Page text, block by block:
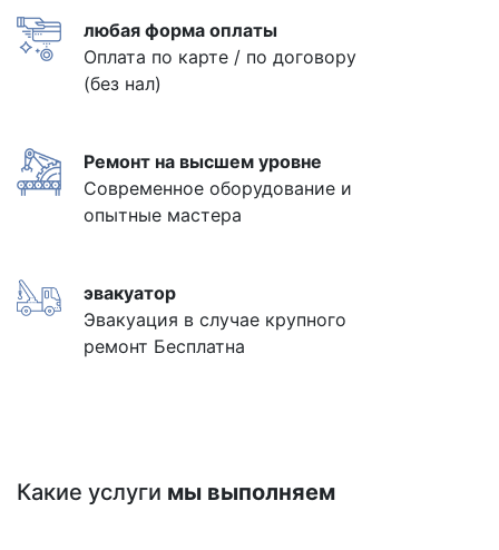
любая форма оплаты
Оплата по карте / по договору
(без нал)
Ремонт на высшем уровне
Современное оборудование и
опытные мастера
эвакуатор
Эвакуация в случае крупного
ремонт Бесплатна
Какие услуги мы выполняем